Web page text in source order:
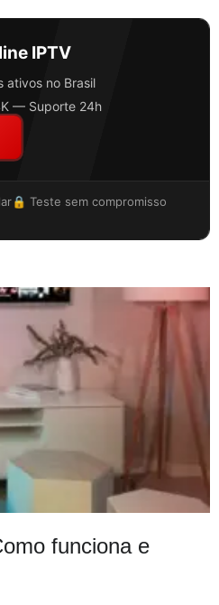
IPTV
ativos no Brasil
— Suporte 24h
🔒 Teste sem compromisso
funciona e